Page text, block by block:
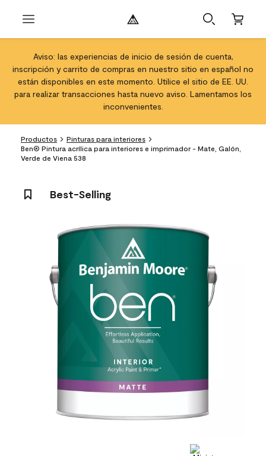
Aviso: las experiencias de inicio de sesión de cuenta,
inscripción y carrito de compras en nuestro sitio en español no
están disponibles en este momento. Utilice el sitio de EE. UU.
para realizar transacciones hasta nuevo aviso. Lamentamos los
inconvenientes.
Productos
Pinturas para interiores
Ben® Pintura acrílica para interiores e imprimador - Mate, Galón,
Verde de Viena 538
Best-Selling